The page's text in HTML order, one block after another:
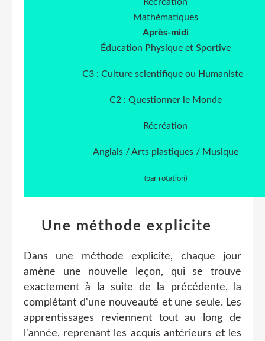
Mathématiques
Après-midi
Éducation Physique et Sportive
C3 : Culture scientifique ou Humaniste -
C2 : Questionner le Monde
Récréation
Anglais / Arts plastiques / Musique
(par rotation)
Une méthode explicite
Dans une méthode explicite, chaque jour
amène une nouvelle leçon, qui se trouve
exactement à la suite de la précédente, la
complétant d'une nouveauté et une seule. Les
apprentissages reviennent tout au long de
l'année, reprenant les acquis antérieurs et les